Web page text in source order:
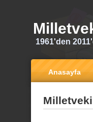
1961'den
Anasayfa